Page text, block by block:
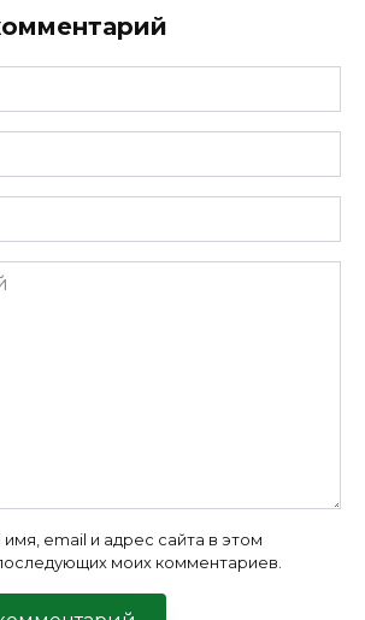
email и адрес сайта в этом
моих комментариев.